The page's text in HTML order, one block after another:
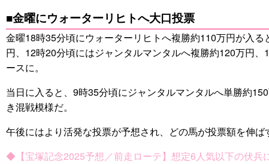
■金曜にウォーターリヒトへ大口投票
金曜18時35分頃にウォーターリヒトへ複勝約110万円が入
円、12時20分頃にはジャンタルマンタルへ複勝約120万円
ースに。
当日に入ると、9時35分頃にジャンタルマンタルへ単勝約
き混戦模様だ。
午後にはより活発な投票が予想され、どの馬が投票額を伸ば
◆【宝塚記念2025予想／前走ローテ】想定6人気以下の伏